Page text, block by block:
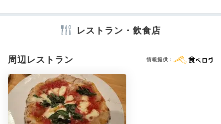
テレビ 冷蔵庫 セーフティボックス 洗浄機付トイレ パジャマ
※設備・アメニティは、確認が取れている情報を表示しています。
レストラン・飲食店
周辺レストラン 情報提供：